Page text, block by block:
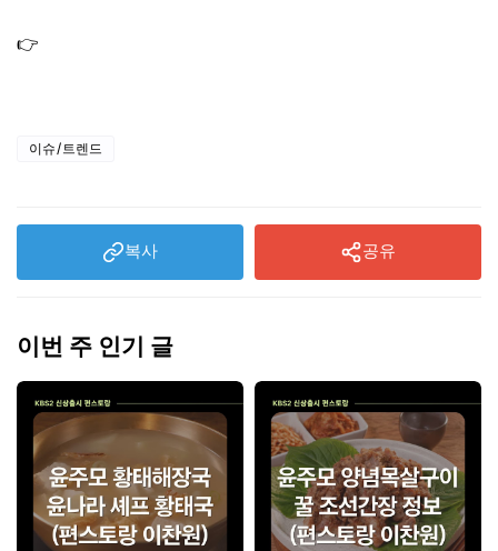
👉
이슈/트렌드
복사 공유
이번 주 인기 글